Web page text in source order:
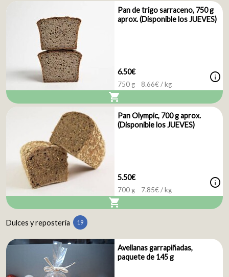
Pan de trigo sarraceno, 750 g
aprox. (Disponible los JUEVES)
6.50€
750 g 8.66€ / kg info
shopping_cart
Pan Olympic, 700 g aprox.
(Disponible los JUEVES)
5.50€
700 g 7.85€ / kg info
shopping_cart
Dulces y repostería 19
Avellanas garrapiñadas,
paquete de 145 g